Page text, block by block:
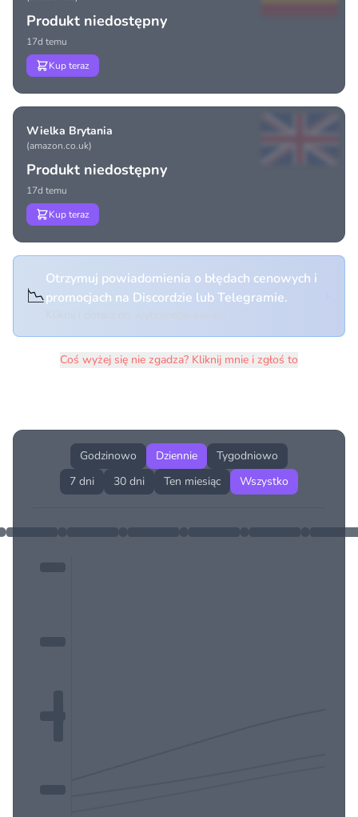
Produkt niedostępny
17d temu
Kup teraz
Wielka Brytania
(amazon.co.uk)
Produkt niedostępny
17d temu
Kup teraz
📉
Otrzymuj powiadomienia o błędach cenowych i
promocjach na Discordzie lub Telegramie.
Coś wyżej się nie zgadza? Kliknij mnie i zgłoś to
Godzinowo Dziennie
Tygodniowo
7 dni
30 dni Ten miesiąc Wszystko